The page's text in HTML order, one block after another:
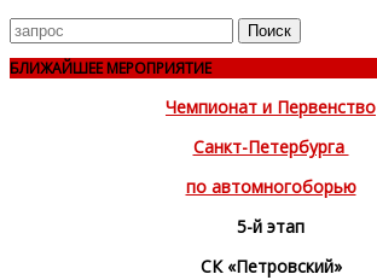
Поиск
для
БЛИЖАЙШЕЕ МЕРОПРИЯТИЕ
Чемпионат и Первенство
Санкт-Петербурга
по автомногоборью
5-й этап
СК «Петровский»